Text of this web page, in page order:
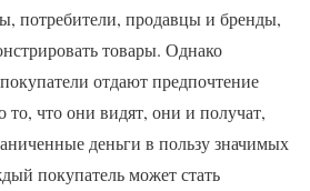
потребители, продавцы и бренды,
товары. Однако
отдают предпочтение
то, что они видят, они и получат,
деньги в пользу значимых
покупатель может стать